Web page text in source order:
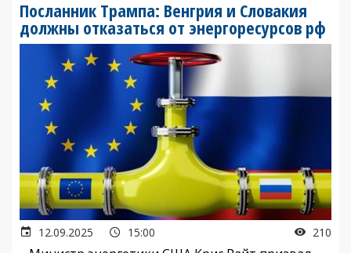
Посланник Трампа: Венгрия и Словакия
должны отказаться от энергоресурсов рф
12.09.2025 15:00 210